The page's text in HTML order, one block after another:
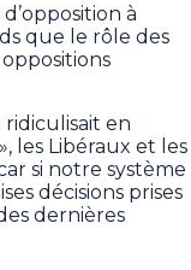
à
que le rôle des
oppositions
en
les Libéraux et les
si notre système
décisions prises
dernières